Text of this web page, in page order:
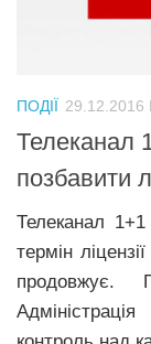
ПОДІЇ 29.12.2016
Телеканал
позбавити
Телеканал
термін
продовжує.